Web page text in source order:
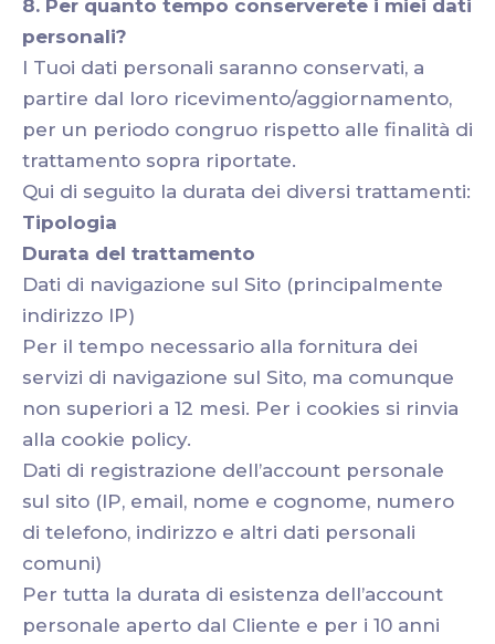
8. Per quanto tempo conserverete i miei dati
personali?
I Tuoi dati personali saranno conservati, a
partire dal loro ricevimento/aggiornamento,
per un periodo congruo rispetto alle finalità di
trattamento sopra riportate.
Qui di seguito la durata dei diversi trattamenti:
Tipologia
Durata del trattamento
Dati di navigazione sul Sito (principalmente
indirizzo IP)
Per il tempo necessario alla fornitura dei
servizi di navigazione sul Sito, ma comunque
non superiori a 12 mesi. Per i cookies si rinvia
alla cookie policy.
Dati di registrazione dell’account personale
sul sito (IP, email, nome e cognome, numero
di telefono, indirizzo e altri dati personali
comuni)
Per tutta la durata di esistenza dell’account
personale aperto dal Cliente e per i 10 anni